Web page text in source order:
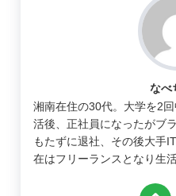
なべ
湘南在住の30代。大学を2
活後、正社員になったがブ
もたずに退社、その後大手
在はフリーランスとなり生活